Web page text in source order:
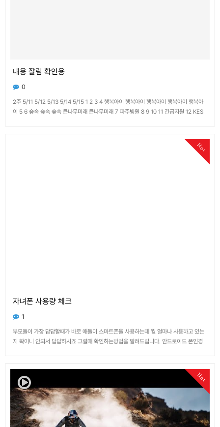
내용 잘림 확인용
0
2주 5/11 5/12 5/13 5/14 5/15 1 2 3 4 행복아이 행복아이 행복아이 행복아이 행복아
이 5 6 숲속 숲속 숲속 큰나무미래 큰나무미래 7 파주병원 8 9 10 11 긴급지원 12 KES
Hot
자녀폰 사용량 체크
1
부모들이 가장 답답할때가 바로 애들이 스마트폰을 사용하는데 뭘 얼마나 사용하고 있는
지 확이니 안되서 답답하시죠 그럴때 확인하는방법을 알려드립니다. 안드로이드 폰인경
이타를 어떤…
Hot